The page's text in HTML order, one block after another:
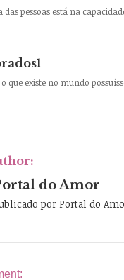
das pessoas está na
o que existe no mundo
do Amor
por Portal do